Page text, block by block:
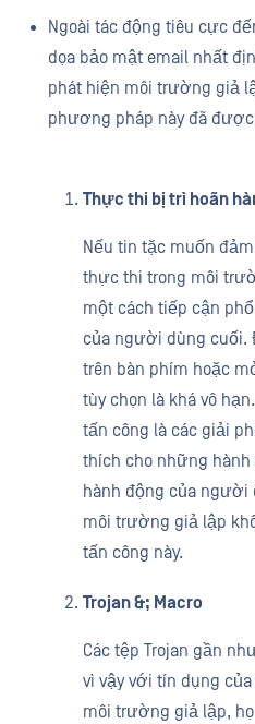
Ngoài tác động tiêu cực
dọa bảo mật email nhất
phát hiện môi trường giả
phương pháp này đã
Thực thi bị trì hoãn
Nếu tin tặc muốn
thực thi trong môi
một cách tiếp cận
của người dùng cuối.
trên bàn phím hoặc
tùy chọn là khá vô
tấn công là các giải
thích cho những hành
hành động của người
môi trường giả lập
tấn công này.
Trojan &; Macro
Các tệp Trojan gần
vì vậy với tín dụng
môi trường giả lập,